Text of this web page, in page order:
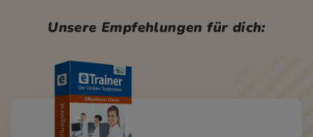
Unsere Empfehlungen für dich: